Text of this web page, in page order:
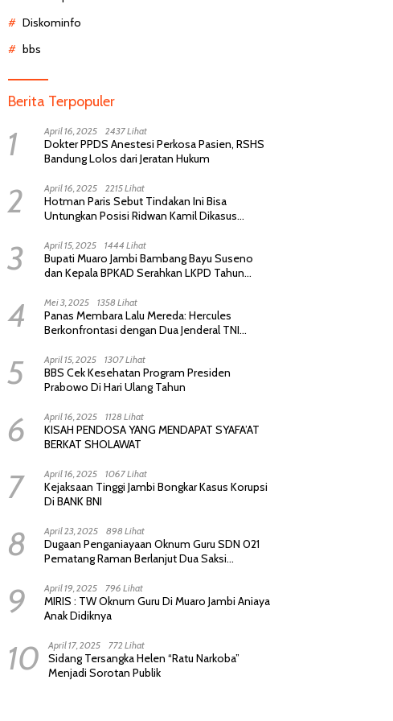
Pasien BPJS Menunggu 8 Jam di
IGD, Ternyata Butuh Perawatan
Diskominfo
bbs
Berita Terpopuler
1 April 16, 2025 2437 Lihat
Dokter PPDS Anestesi Perkosa Pasien, RSHS
Bandung Lolos dari Jeratan Hukum
2 April 16, 2025 2215 Lihat
Hotman Paris Sebut Tindakan Ini Bisa
Untungkan Posisi Ridwan Kamil Dikasus
3 April 15, 2025 1444 Lihat
Bupati Muaro Jambi Bambang Bayu Suseno
dan Kepala BPKAD Serahkan LKPD Tahun
4 Mei 3, 2025 1358 Lihat
Panas Membara Lalu Mereda: Hercules
Berkonfrontasi dengan Dua Jenderal TNI
Permintaan Maaf
5 April 15, 2025 1307 Lihat
BBS Cek Kesehatan Program Presiden
Prabowo Di Hari Ulang Tahun
6 April 16, 2025 1128 Lihat
KISAH PENDOSA YANG MENDAPAT SYAFA’AT
BERKAT SHOLAWAT
7 April 16, 2025 1067 Lihat
Kejaksaan Tinggi Jambi Bongkar Kasus Korupsi
Di BANK BNI
8 April 23, 2025 898 Lihat
Dugaan Penganiayaan Oknum Guru SDN 021
Pematang Raman Berlanjut Dua Saksi
9 April 19, 2025 796 Lihat
MIRIS : TW Oknum Guru Di Muaro Jambi Aniaya
Anak Didiknya
10 April 17, 2025 772 Lihat
Sidang Tersangka Helen “Ratu Narkoba”
Menjadi Sorotan Publik